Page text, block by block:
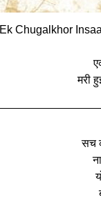
Ek Chugalkhor
मरी
सच